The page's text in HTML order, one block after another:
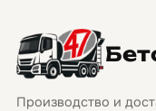
Производство и